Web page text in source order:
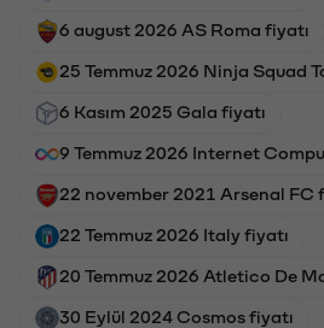
6 august 2026 AS Roma fiyatı
25 Temmuz 2026 Ninja Squad
6 Kasım 2025 Gala fiyatı
9 Temmuz 2026 Internet
22 november 2021 Arsenal FC
22 Temmuz 2026 Italy fiyatı
20 Temmuz 2026 Atletico De
30 Eylül 2024 Cosmos fiyatı